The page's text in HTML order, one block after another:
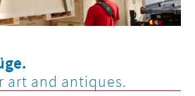
art and antiques.